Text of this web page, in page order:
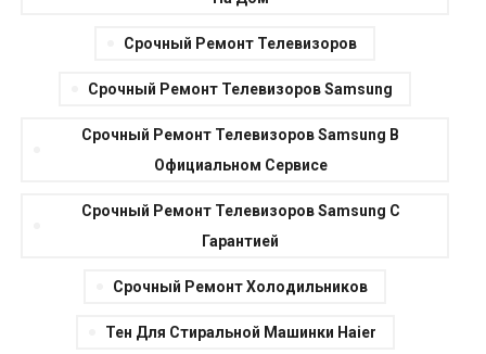
Срочный Ремонт Телевизоров
Срочный Ремонт Телевизоров Samsung
Срочный Ремонт Телевизоров Samsung В
Официальном Сервисе
Срочный Ремонт Телевизоров Samsung С
Гарантией
Срочный Ремонт Холодильников
Тен Для Стиральной Машинки Haier